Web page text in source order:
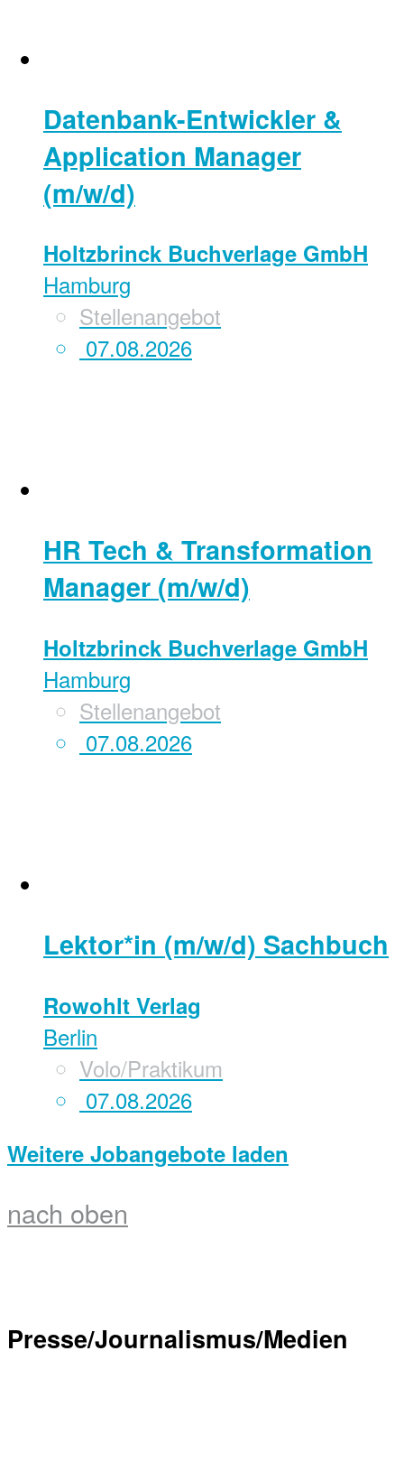
Datenbank-Entwickler &
Application Manager
(m/w/d)
Holtzbrinck Buchverlage GmbH
Hamburg
Stellenangebot
07.08.2026
HR Tech & Transformation
Manager (m/w/d)
Holtzbrinck Buchverlage GmbH
Hamburg
Stellenangebot
07.08.2026
Lektor*in (m/w/d) Sachbuch
Rowohlt Verlag
Berlin
Volo/Praktikum
07.08.2026
Weitere Jobangebote laden
nach oben
Presse/Journalismus/Medien